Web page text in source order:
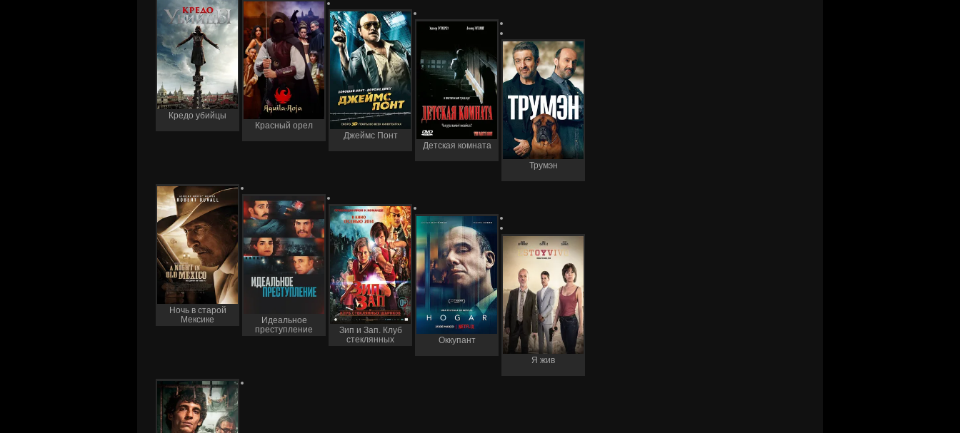
Кредо убийцы
Красный орел
Джеймс Понт
Детская комната
Трумэн
Ночь в старой
Мексике
Идеальное
преступление
Зип и Зап. Клуб
стеклянных
шариков
Оккупант
Я жив